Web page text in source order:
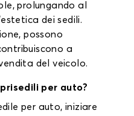
prolungando al
dei sedili.
possono
a
del veicolo.
per auto?
per auto, iniziare